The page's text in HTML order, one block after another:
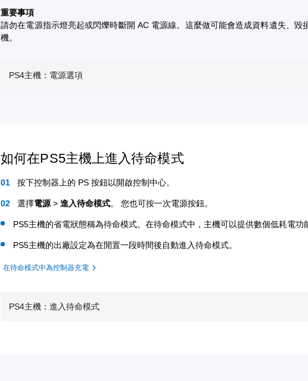
重要事項
請勿在電源指示燈亮起或閃爍時斷開 AC 電源線。這麼做可能會造成資料遺失、毀
機。
PS4主機：電源選項
如何在PS5主機上進入待命模式
按下控制器上的 PS 按鈕以開啟控制中心。
選擇電源 >進入待命模式。 您也可按一次電源按鈕。
PS5主機的省電狀態稱為待命模式。在待命模式中，主機可以提供數個低耗電功
PS5主機的出廠設定為在閒置一段時間後自動進入待命模式。
在待命模式中為控制器充電
PS4主機：進入待命模式